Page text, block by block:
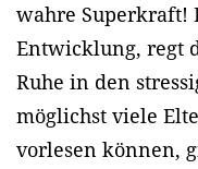
wahre Superkraft!
Entwicklung, regt
Ruhe in den
möglichst viele
vorlesen können,